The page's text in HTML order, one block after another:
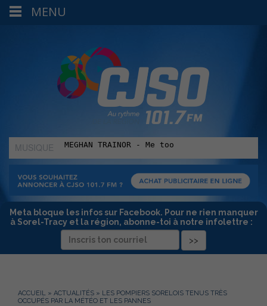
MUSIQUE
:
Meta bloque les infos sur Facebook. Pour ne rien manquer
à Sorel-Tracy et la région, abonne-toi à notre infolettre :
ACCUEIL » ACTUALITÉS » LES POMPIERS SORELOIS TENUS TRÈS
OCCUPÉS PAR LA MÉTÉO ET LES PANNES
MENU